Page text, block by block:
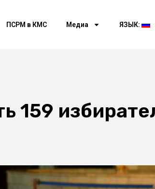
ПСРМ в КМС Медиа ЯЗЫК:
159